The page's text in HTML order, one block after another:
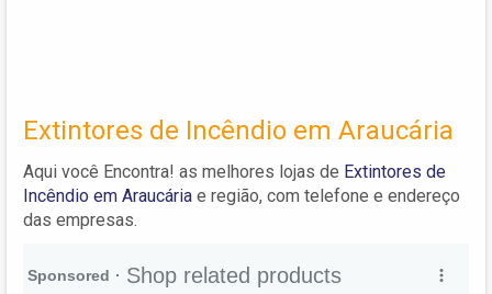
Extintores de Incêndio em Araucária
Aqui você Encontra! as melhores lojas de Extintores de
Incêndio em Araucária e região, com telefone e endereço
das empresas.